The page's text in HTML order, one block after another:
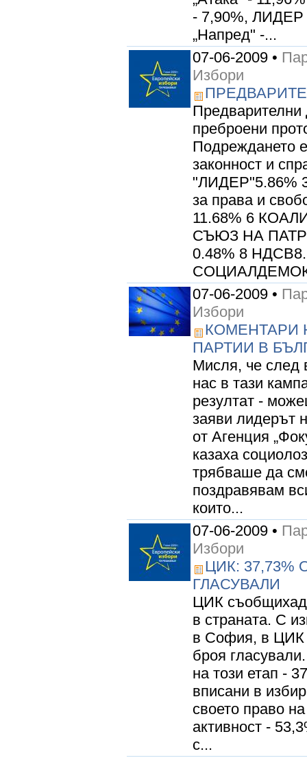
- 7,90%, ЛИДЕР
„Напред" -...
07-06-2009 •
Избори
Предварителни
преброени
Подреждането
законност и
"ЛИДЕР"5.86%
за права и
11.68% 6
СЪЮЗ НА
0.48% 8
07-06-2009 •
Избори
КОМЕНТАРИ
ПАРТИИ В
Мисля, че след
нас в тази
резултат -
заяви лидерът
от Агенция
казаха
трябваше да
поздравявам
които...
07-06-2009 •
Избори
ЦИК: 37,73%
ГЛАСУВАЛИ
ЦИК
в страната. С
в София, в ЦИК
броя
на този етап -
вписани в
своето право
активност -
с...